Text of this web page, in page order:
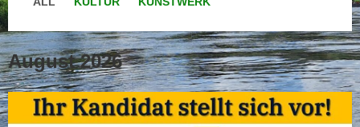
August 2026
Wahl,Heinsen,2026